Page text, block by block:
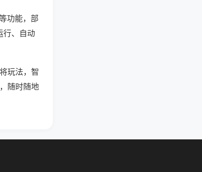
功能，部
行、自动
玩法，智
随时随地